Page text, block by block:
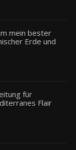
mein bester
Erde und
für
Flair